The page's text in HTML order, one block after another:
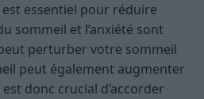
essentiel pour réduire
sommeil et l’anxiété sont
perturber votre sommeil
peut également augmenter
donc crucial d’accorder